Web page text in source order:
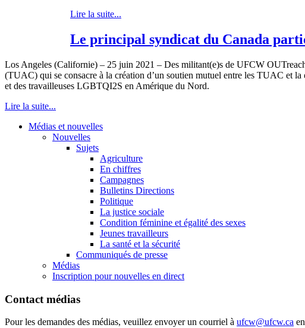
Lire la suite...
Le principal syndicat du Canada
Los Angeles (Californie) – 25 juin 2021 – Des militant(e)s de UFCW
(TUAC) qui se consacre à la création d’un soutien mutuel entre les TUAC et
et des travailleuses LGBTQI2S en Amérique du Nord.
Lire la suite...
Médias et nouvelles
Nouvelles
Sujets
Agriculture
En chiffres
Campagnes
Bulletins Directions
Politique
La justice sociale
Condition féminine et égalité des sexes
Jeunes travailleurs
La santé et la sécurité
Communiqués de presse
Médias
Inscription pour nouvelles en direct
Contact médias
Pour les demandes des médias, veuillez envoyer un courriel à ufcw@ufcw.ca